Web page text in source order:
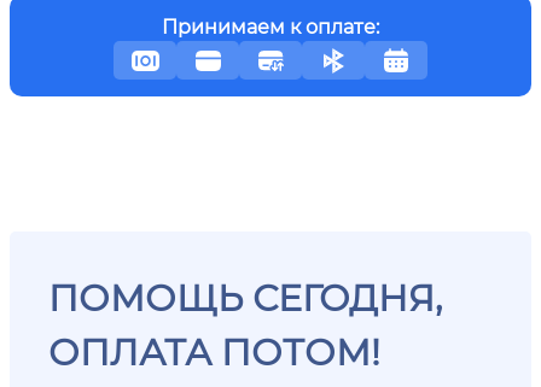
Принимаем к оплате:
ПОМОЩЬ СЕГОДНЯ,
ОПЛАТА ПОТОМ!